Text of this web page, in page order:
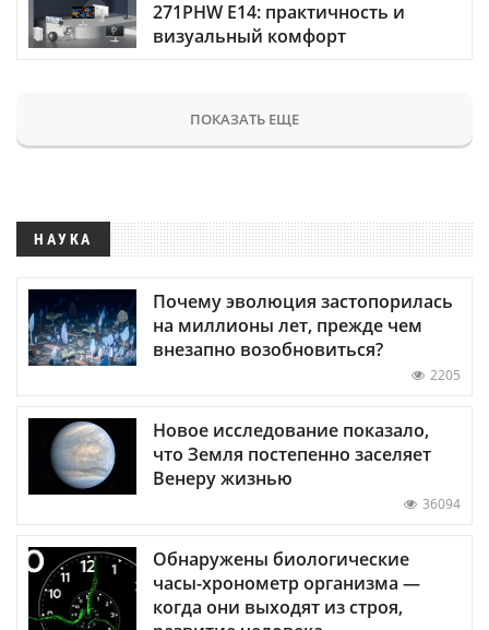
271PHW E14: практичность и
визуальный комфорт
ПОКАЗАТЬ ЕЩЕ
НАУКА
Почему эволюция застопорилась
на миллионы лет, прежде чем
внезапно возобновиться?
2205
Новое исследование показало,
что Земля постепенно заселяет
Венеру жизнью
36094
Обнаружены биологические
часы-хронометр организма —
когда они выходят из строя,